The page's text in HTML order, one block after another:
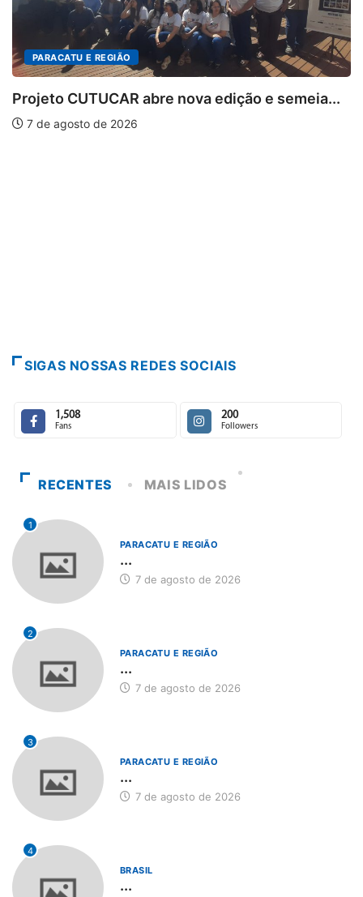
E REGIÃO
CUTUCAR abre nova edição e semeia...
de 2026
SIGAS NOSSAS REDES SOCIAIS
1,508
Fans
200
Followers
RECENTES MAIS LIDOS
1
PARACATU E REGIÃO
...
7 de agosto de 2026
2
PARACATU E REGIÃO
...
7 de agosto de 2026
3
PARACATU E REGIÃO
...
7 de agosto de 2026
4
BRASIL
...